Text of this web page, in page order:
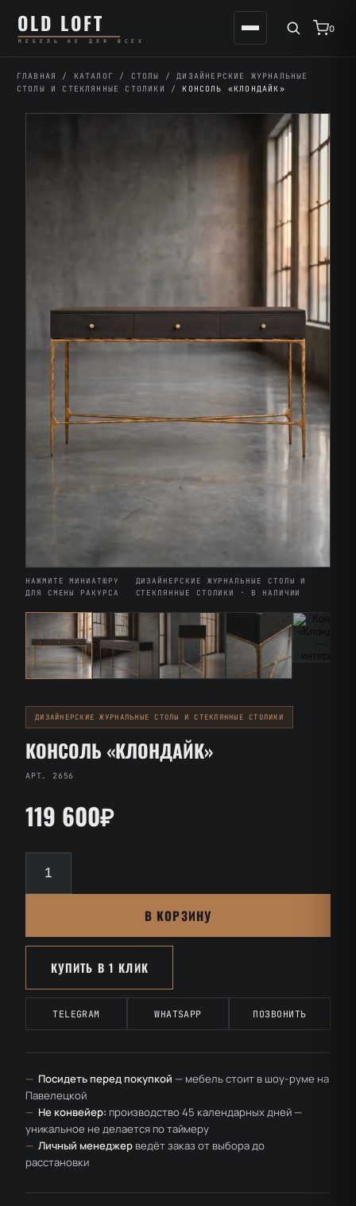
содержимому
содержимому
OLD LOFT
МЕБЕЛЬ НЕ ДЛЯ ВСЕХ
0
ГЛАВНАЯ / КАТАЛОГ / СТОЛЫ /ДИЗАЙНЕРСКИЕ ЖУРНАЛЬНЫЕ
СТОЛЫ И СТЕКЛЯННЫЕ СТОЛИКИ
/ КОНСОЛЬ «КЛОНДАЙК»
НАЖМИТЕ МИНИАТЮРУ
ДЛЯ СМЕНЫ РАКУРСА
ДИЗАЙНЕРСКИЕ ЖУРНАЛЬНЫЕ СТОЛЫ И
СТЕКЛЯННЫЕ СТОЛИКИ · В НАЛИЧИИ
ДИЗАЙНЕРСКИЕ ЖУРНАЛЬНЫЕ СТОЛЫ И СТЕКЛЯННЫЕ СТОЛИКИ
КОНСОЛЬ «КЛОНДАЙК»
АРТ. 2656
119 600₽
товара
В КОРЗИНУ
КУПИТЬ В 1 КЛИК
TELEGRAM WHATSAPP ПОЗВОНИТЬ
— Посидеть перед покупкой — мебель стоит в шоу-руме на
Павелецкой
— Не конвейер: производство 45 календарных дней —
уникальное не делается по таймеру
— Личный менеджер ведёт заказ от выбора до
расстановки